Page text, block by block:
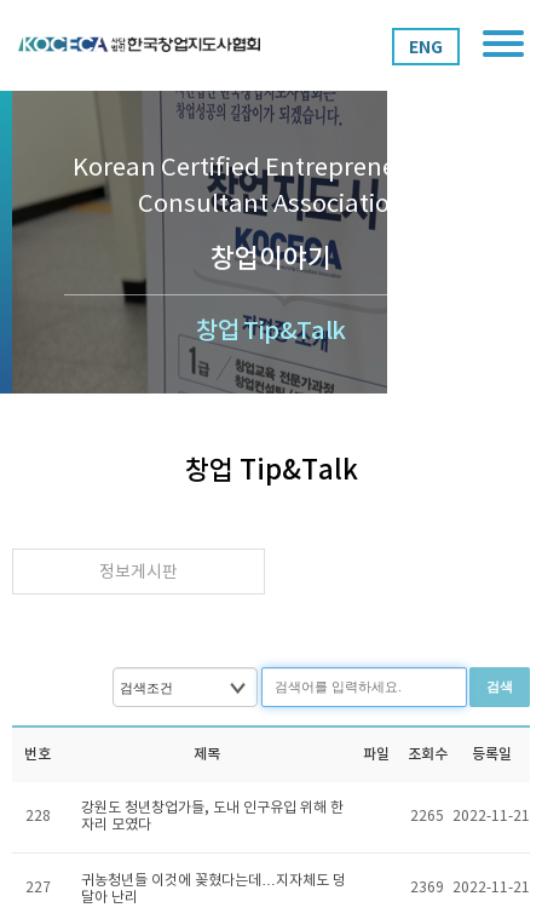
ENG
Korean Certified Entrepreneurship
Consultant Association
창업이야기
창업 Tip&Talk
창업 Tip&Talk
정보게시판
검색
번호 제목 파일 조회수 등록일
228
강원도 청년창업가들, 도내 인구유입 위해 한
자리 모였다
2265 2022-11-21
227
귀농청년들 이것에 꽂혔다는데…지자체도 덩
달아 난리
2369 2022-11-21